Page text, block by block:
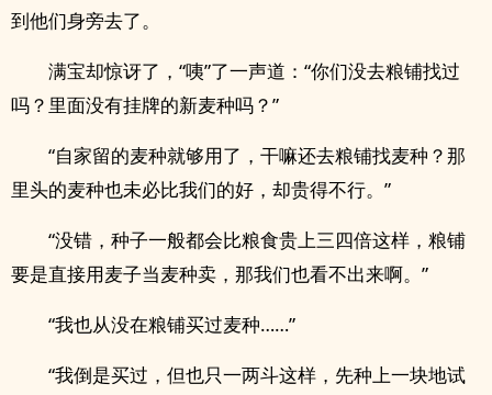
到他们身旁去了。
满宝却惊讶了，“咦”了一声道：“你们没去粮铺找过
吗？里面没有挂牌的新麦种吗？”
“自家留的麦种就够用了，干嘛还去粮铺找麦种？那
里头的麦种也未必比我们的好，却贵得不行。”
“没错，种子一般都会比粮食贵上三四倍这样，粮铺
要是直接用麦子当麦种卖，那我们也看不出来啊。”
“我也从没在粮铺买过麦种……”
“我倒是买过，但也只一两斗这样，先种上一块地试